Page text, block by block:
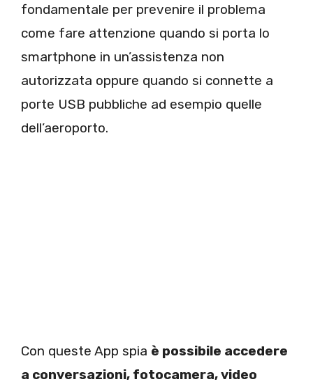
fondamentale per prevenire il problema
come fare attenzione quando si porta lo
smartphone in un’assistenza non
autorizzata oppure quando si connette a
porte USB pubbliche ad esempio quelle
dell’aeroporto.
Con queste App spia è possibile accedere
a conversazioni, fotocamera, video